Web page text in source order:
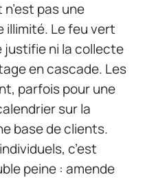
pas une
illimité. Le feu vert
justifie ni la collecte
en cascade. Les
parfois pour une
sur la
base de clients.
c’est
peine : amende